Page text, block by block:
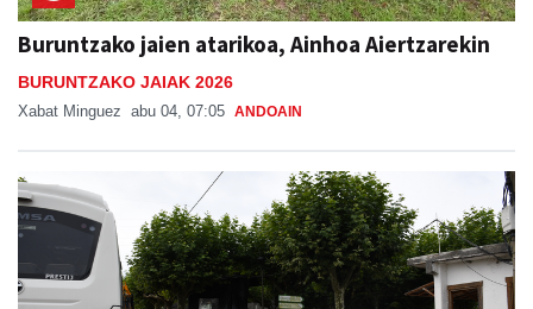
Buruntzako jaien atarikoa, Ainhoa Aiertzarekin
BURUNTZAKO JAIAK 2026
Xabat Minguez abu 04, 07:05 ANDOAIN